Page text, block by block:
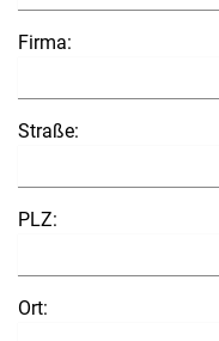
Firma:
Straße:
PLZ:
Ort: